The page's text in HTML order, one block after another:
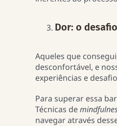
Dor: o
Aqueles que
desconfortável, e
experiências e
Para superar essa
Técnicas de
navegar através